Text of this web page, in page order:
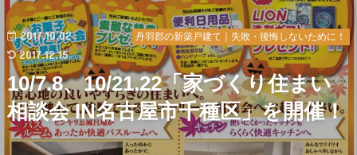
丹羽郡の新築戸建て｜失敗・後悔しないために！
2017.10.02
2017.12.15
10/7.8、10/21.22「家づくり住まい
相談会 IN名古屋市千種区」を開催！